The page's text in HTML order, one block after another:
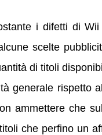
i difetti di
scelte
di titoli
generale rispetto
ammettere che
che perfino un